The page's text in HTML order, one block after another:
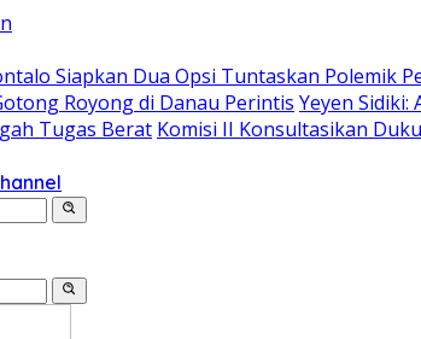
Siapkan Dua Opsi Tuntaskan Polemik
Royong di Danau Perintis Yeyen
Tugas Berat Komisi II Konsultasikan